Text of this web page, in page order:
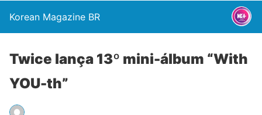
Korean Magazine BR
Twice lança 13º mini-álbum “With
YOU-th”